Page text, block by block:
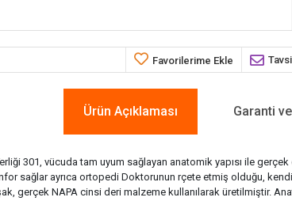
Favorilerime Ekle
Ürün Açıklaması Garanti
301, vücuda tam uyum sağlayan anatomik yapısı ile
sağlar ayrıca ortopedi Doktorunun rçete etmiş olduğu,
gerçek NAPA cinsi deri malzeme kullanılarak üretilmiştir.